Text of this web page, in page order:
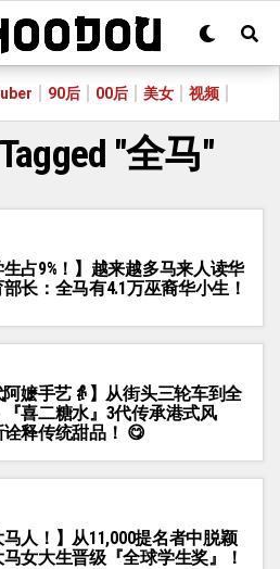
90后 00后 美女 视频
"全马"
生占9%！】越来越多马来人读华
长：全马有4.1万巫裔华小生！
阿嬷手艺👵】从街头三轮车到全
喜二糖水』3代传承港式风
释传统甜品！ 😋
马人！】从11,000提名者中脱颖
女大生晋级『全球学生奖』！